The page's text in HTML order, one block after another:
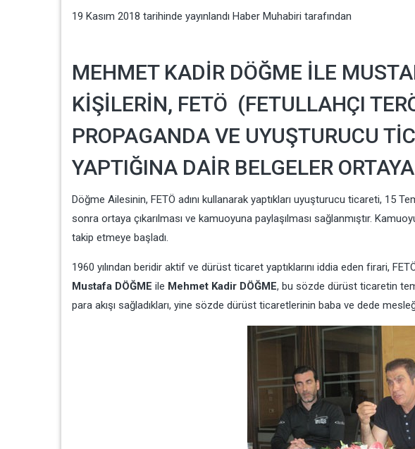
19 Kasım 2018 tarihinde yayınlandı Haber Muhabiri tarafından
MEHMET KADİR DÖĞME İLE
KİŞİLERİN, FETÖ (FETULLAHÇI
PROPAGANDA VE UYUŞTURUCU
YAPTIĞINA DAİR BELGELER
Döğme Ailesinin, FETÖ adını kullanarak yaptıkları uyuşturucu ticareti, 15
sonra ortaya çıkarılması ve kamuoyuna paylaşılması sağlanmıştır.
takip etmeye başladı.
1960 yılından beridir aktif ve dürüst ticaret yaptıklarını iddia eden firari,
Mustafa DÖĞME ile Mehmet Kadir DÖĞME, bu sözde dürüst ticaretin
para akışı sağladıkları, yine sözde dürüst ticaretlerinin baba ve dede